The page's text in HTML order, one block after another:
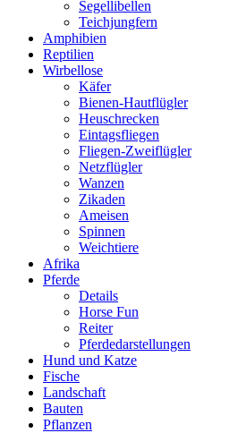
Segellibellen
Teichjungfern
Amphibien
Reptilien
Wirbellose
Käfer
Bienen-Hautflügler
Heuschrecken
Eintagsfliegen
Fliegen-Zweiflügler
Netzflügler
Wanzen
Zikaden
Ameisen
Spinnen
Weichtiere
Afrika
Pferde
Details
Horse Fun
Reiter
Pferdedarstellungen
Hund und Katze
Fische
Landschaft
Bauten
Pflanzen